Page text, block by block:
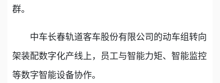
群。
中车长春轨道客车股份有限公司的动车组转向
架装配数字化产线上，员工与智能力矩、智能监控
等数字智能设备协作。